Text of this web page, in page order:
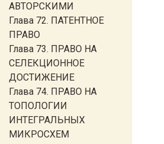
АВТОРСКИМИ
Глава 72. ПАТЕНТНОЕ
ПРАВО
Глава 73. ПРАВО НА
СЕЛЕКЦИОННОЕ
ДОСТИЖЕНИЕ
Глава 74. ПРАВО НА
ТОПОЛОГИИ
ИНТЕГРАЛЬНЫХ
МИКРОСХЕМ